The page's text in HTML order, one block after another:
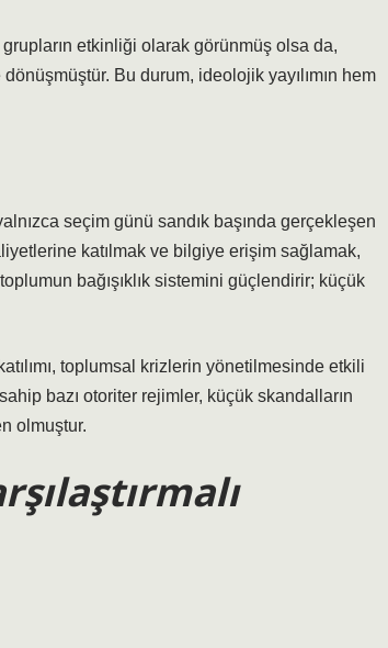
etkinliği olarak görünmüş olsa da,
Bu durum, ideolojik yayılımın hem
seçim günü sandık başında gerçekleşen
katılmak ve bilgiye erişim sağlamak,
bağışıklık sistemini güçlendirir; küçük
toplumsal krizlerin yönetilmesinde etkili
bazı otoriter rejimler, küçük skandalların
olmuştur.